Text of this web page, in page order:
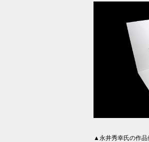
▲永井秀幸氏の作品